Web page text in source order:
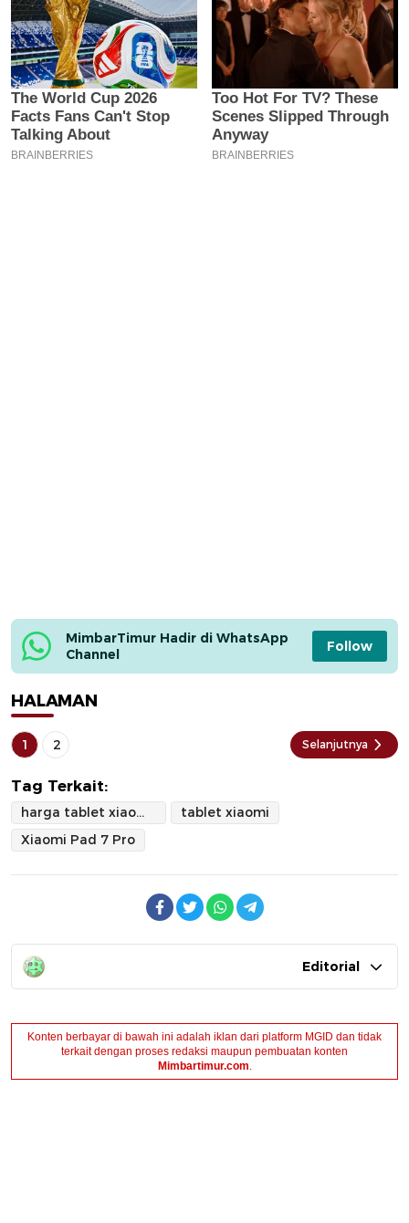
MimbarTimur Hadir di WhatsApp
Channel
Follow
HALAMAN
1 2 Selanjutnya
Tag Terkait:
harga tablet xiaomi pad 7 pro
tablet xiaomi
Xiaomi Pad 7 Pro
Editorial
Konten berbayar di bawah ini adalah iklan dari platform MGID dan tidak
terkait dengan proses redaksi maupun pembuatan konten
Mimbartimur.com